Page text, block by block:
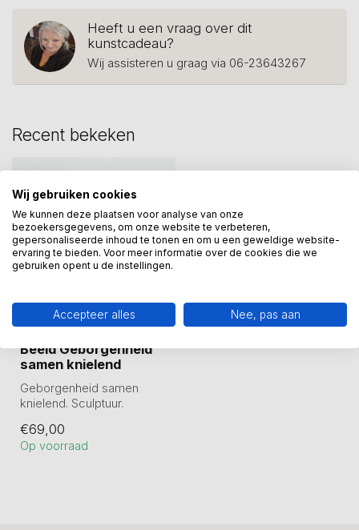
Heeft u een vraag over dit
kunstcadeau?
Wij assisteren u graag via 06-23643267
Recent bekeken
Beeld Geborgenheid
samen knielend
Geborgenheid samen
knielend. Sculptuur.
gegoten en hierna ...
€69,00
Op voorraad
Wij gebruiken cookies
We kunnen deze plaatsen voor analyse van onze
bezoekersgegevens, om onze website te verbeteren,
gepersonaliseerde inhoud te tonen en om u een geweldige website-
ervaring te bieden. Voor meer informatie over de cookies die we
gebruiken opent u de instellingen.
Accepteer alles Nee, pas aan